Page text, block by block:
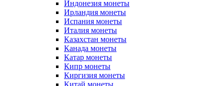
Индонезия монеты
Ирландия монеты
Испания монеты
Италия монеты
Казахстан монеты
Канада монеты
Катар монеты
Кипр монеты
Киргизия монеты
Китай монеты